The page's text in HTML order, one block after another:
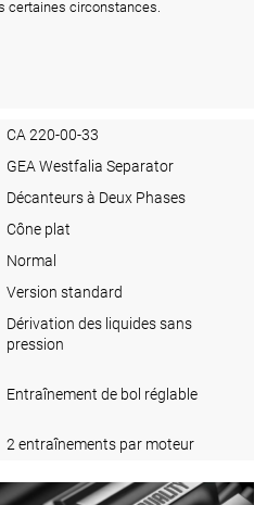
certaines circonstances.
CA 220-00-33
GEA Westfalia Separator
Décanteurs à Deux Phases
Cône plat
Normal
Version standard
Dérivation des liquides sans
pression
Entraînement de bol réglable
2 entraînements par moteur